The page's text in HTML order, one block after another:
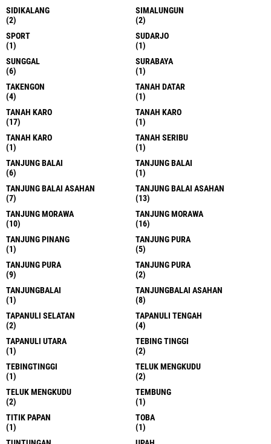
SIDIKALANG
(2)
SIMALUNGUN
(2)
SPORT
(1)
SUDARJO
(1)
SUNGGAL
(6)
SURABAYA
(1)
TAKENGON
(4)
TANAH DATAR
(1)
TANAH KARO
(17)
TANAH KARO
(1)
TANAH KARO
(1)
TANAH SERIBU
(1)
TANJUNG BALAI
(6)
TANJUNG BALAI
(1)
TANJUNG BALAI ASAHAN
(7)
TANJUNG BALAI ASAHAN
(13)
TANJUNG MORAWA
(10)
TANJUNG MORAWA
(16)
TANJUNG PINANG
(1)
TANJUNG PURA
(5)
TANJUNG PURA
(9)
TANJUNG PURA
(2)
TANJUNGBALAI
(1)
TANJUNGBALAI ASAHAN
(8)
TAPANULI SELATAN
(2)
TAPANULI TENGAH
(4)
TAPANULI UTARA
(1)
TEBING TINGGI
(2)
TEBINGTINGGI
(1)
TELUK MENGKUDU
(2)
TELUK MENGKUDU
(2)
TEMBUNG
(1)
TITIK PAPAN
(1)
TOBA
(1)